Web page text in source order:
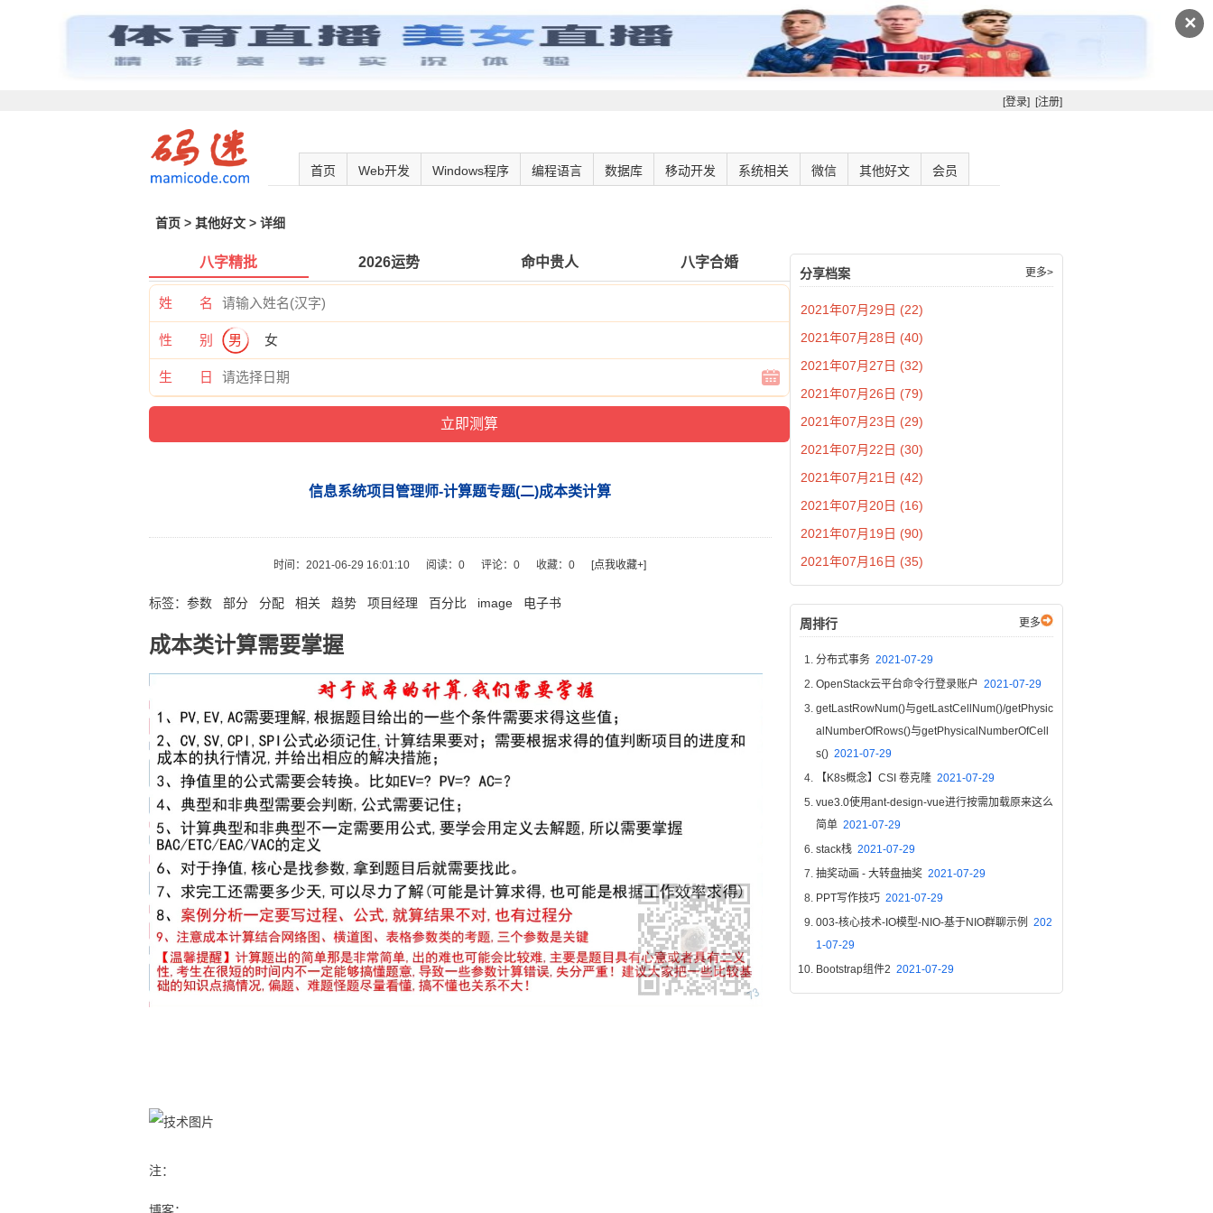
✕
[登录] [注册]
首页 Web开发 Windows程序 编程语言 数据库 移动开发 系统相关 微信 其他好文 会员
首页 > 其他好文 > 详细
八字精批 2026运势 命中贵人 八字合婚
姓 名
性 别 男 女
生 日
信息系统项目管理师-计算题专题(二)成本类计算
时间：2021-06-29 16:01:10 阅读：0 评论：0 收藏：0 [点我收藏+]
标签： 参数 部分 分配 相关 趋势 项目经理 百分比 image 电子书
成本类计算需要掌握
注：
博客：
分享档案 更多>
2021年07月29日 (22)
2021年07月28日 (40)
2021年07月27日 (32)
2021年07月26日 (79)
2021年07月23日 (29)
2021年07月22日 (30)
2021年07月21日 (42)
2021年07月20日 (16)
2021年07月19日 (90)
2021年07月16日 (35)
周排行 更多
分布式事务 2021-07-29
OpenStack云平台命令行登录账户 2021-07-29
getLastRowNum()与getLastCellNum()/getPhysic
alNumberOfRows()与getPhysicalNumberOfCell
s() 2021-07-29
【K8s概念】CSI 卷克隆 2021-07-29
vue3.0使用ant-design-vue进行按需加载原来这么
简单 2021-07-29
stack栈 2021-07-29
抽奖动画 - 大转盘抽奖 2021-07-29
PPT写作技巧 2021-07-29
003-核心技术-IO模型-NIO-基于NIO群聊示例 202
1-07-29
Bootstrap组件2 2021-07-29